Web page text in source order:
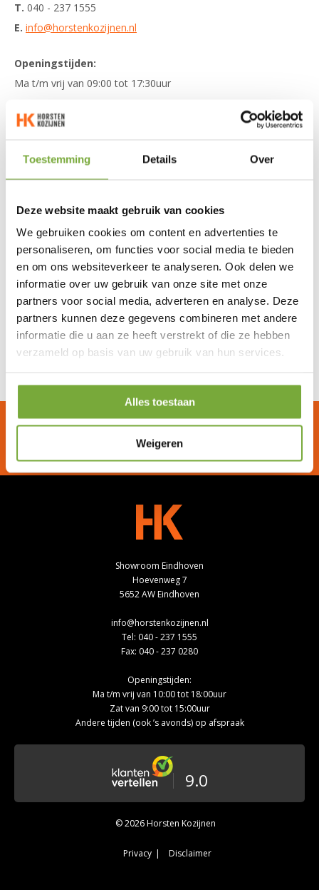
Toestemming Details Over
Deze website maakt gebruik van cookies
We gebruiken cookies om content en advertenties te
personaliseren, om functies voor social media te bieden
en om ons websiteverkeer te analyseren. Ook delen we
informatie over uw gebruik van onze site met onze
partners voor social media, adverteren en analyse. Deze
partners kunnen deze gegevens combineren met andere
informatie die u aan ze heeft verstrekt of die ze hebben
verzameld op basis van uw gebruik van hun services.
Alles toestaan
Weigeren
T. 040 - 237 1555
E. info@horstenkozijnen.nl
Openingstijden:
Ma t/m vrij van 09:00 tot 17:30uur
Andere tijden (ook ’s avonds) op afspraak
Kozijnen geplaatst door vakmensen
Alleen de beste kwaliteit
Onze serviceteam staat altijd voor u klaar
Showroom Eindhoven
Hoevenweg 7
5652 AW Eindhoven
info@horstenkozijnen.nl
Tel: 040 - 237 1555
Fax: 040 - 237 0280
Openingstijden:
Ma t/m vrij van 10:00 tot 18:00uur
Zat van 9:00 tot 15:00uur
Andere tijden (ook ’s avonds) op afspraak
9.0
© 2026 Horsten Kozijnen
Privacy Disclaimer